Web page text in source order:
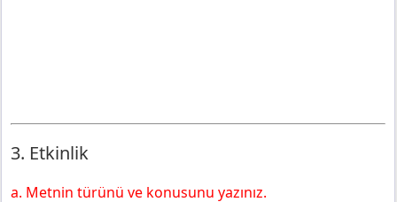
3. Etkinlik
a. Metnin türünü ve konusunu yazınız.